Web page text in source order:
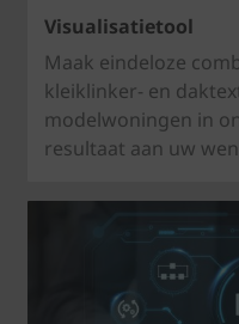
Visualisatietool
Maak eindeloze
kleiklinker- en
modelwoningen in
resultaat aan uw